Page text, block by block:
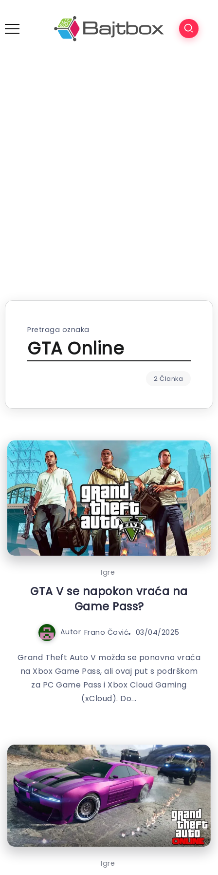
Pretraga oznaka
GTA Online
2 Članka
Igre
GTA V se napokon vraća na
Game Pass?
Autor Frano Čović 03/04/2025
Grand Theft Auto V možda se ponovno vraća
na Xbox Game Pass, ali ovaj put s podrškom
za PC Game Pass i Xbox Cloud Gaming
(xCloud). Do...
Igre